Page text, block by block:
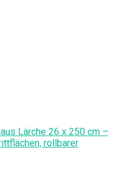
Lärche 26 x 250 cm –
rollbarer